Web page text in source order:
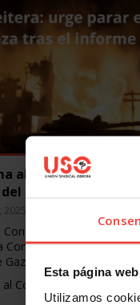
Esta página
Utilizamos
al Consejo de
genocidio en Gaza
de DDHH de la
Convención por Israel y
Consejo de…